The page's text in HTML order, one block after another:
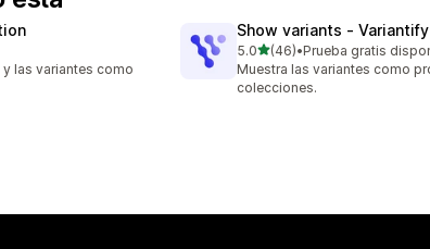
las variantes como
Show variants ‑ Variantify
5.0de 5 estrellas
(46)
46 reseñas en total
•Prueba gratis
Muestra las variantes como
colecciones.